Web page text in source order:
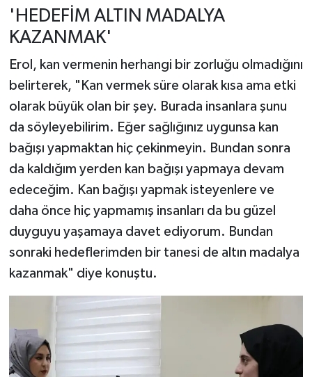
'HEDEFİM ALTIN MADALYA
KAZANMAK'
Erol, kan vermenin herhangi bir zorluğu olmadığını
belirterek, "Kan vermek süre olarak kısa ama etki
olarak büyük olan bir şey. Burada insanlara şunu
da söyleyebilirim. Eğer sağlığınız uygunsa kan
bağışı yapmaktan hiç çekinmeyin. Bundan sonra
da kaldığım yerden kan bağışı yapmaya devam
edeceğim. Kan bağışı yapmak isteyenlere ve
daha önce hiç yapmamış insanları da bu güzel
duyguyu yaşamaya davet ediyorum. Bundan
sonraki hedeflerimden bir tanesi de altın madalya
kazanmak" diye konuştu.